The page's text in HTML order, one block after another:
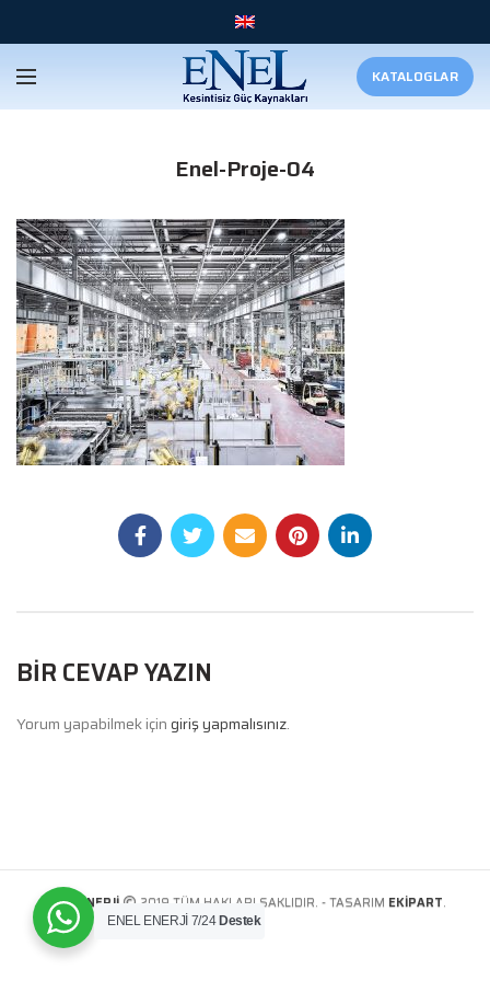
KATALOGLAR
Enel-Proje-04
BIR CEVAP YAZIN
Yorum yapabilmek içingiriş yapmalısınız.
ENEL ENERJİ 2019 TÜM HAKLARI SAKLIDIR. - TASARIM EKİPART.
ENEL ENERJİ 7/24 Destek